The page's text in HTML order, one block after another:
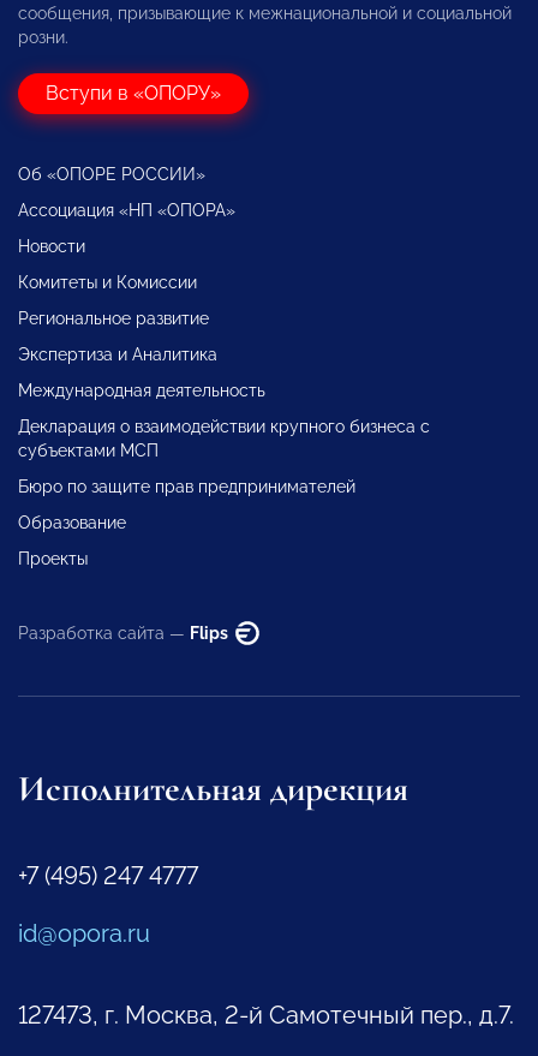
сообщения, призывающие к межнациональной и социальной
розни.
Вступи в «ОПОРУ»
Об «ОПОРЕ РОССИИ»
Ассоциация «НП «ОПОРА»
Новости
Комитеты и Комиссии
Региональное развитие
Экспертиза и Аналитика
Международная деятельность
Декларация о взаимодействии крупного бизнеса с
субъектами МСП
Бюро по защите прав предпринимателей
Образование
Проекты
Разработка сайта — Flips
Исполнительная дирекция
+7 (495) 247 4777
id@opora.ru
127473, г. Москва, 2-й Самотечный пер., д.7.